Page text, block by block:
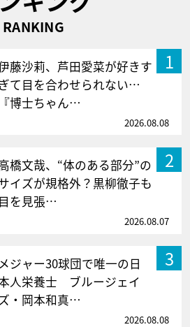
RANKING
1
藤沙莉、芦田愛菜が好きす
ぎて目を合わせられない…
『博士ちゃん…
2026.08.08
2
橋文哉、“体のある部分”の
イズが規格外？黒柳徹子も
目を見張…
2026.08.07
3
メジャー30球団で唯一の日
人栄養士 ブルージェイ
・岡本和真…
2026.08.08